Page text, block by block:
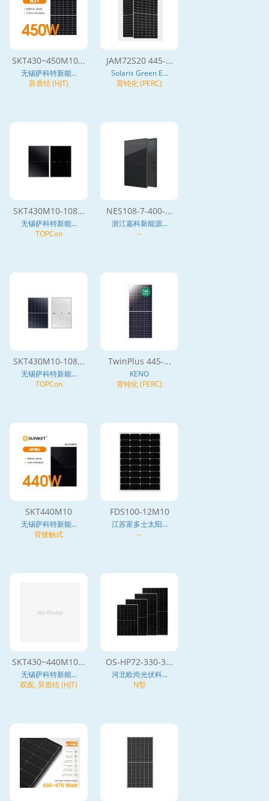
SKT430~450M10...
无锡萨科特新能...
异质结 (HJT)
JAM72S20 445-...
Solaris Green E...
背钝化 (PERC)
SKT430M10-108...
无锡萨科特新能...
TOPCon
NES108-7-400-...
浙江嘉科新能源...
--
SKT430M10-108...
无锡萨科特新能...
TOPCon
TwinPlus 445-...
KENO
背钝化 (PERC)
SKT440M10
无锡萨科特新能...
背接触式
FDS100-12M10
江苏富多士太阳...
--
SKT430~440M10...
无锡萨科特新能...
双面, 异质结 (HJT)
OS-HP72-330-3...
河北欧尚光伏科...
N型